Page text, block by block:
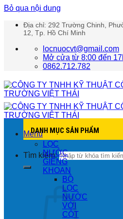
Bỏ qua nội dung
Địa chỉ: 292 Trường Chinh,
12, Tp. Hồ Chí Minh
locnuocvt@gmail.com
Mở cửa từ 8:00 đến
0862.712.782
Menu
Tìm kiếm:
DANH MỤC SẢN PHẨM
LỌC
NƯỚC
GIẾNG
KHOAN
BỘ
LỌC
NƯỚC
VỚI
CỘT